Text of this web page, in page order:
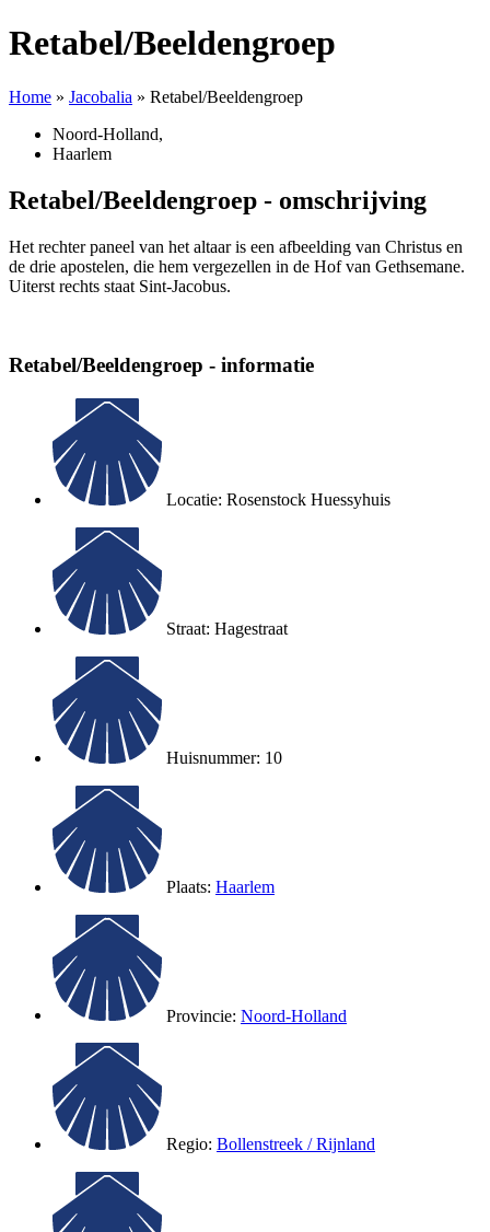
Retabel/Beeldengroep
Home » Jacobalia » Retabel/Beeldengroep
Noord-Holland,
Haarlem
Retabel/Beeldengroep - omschrijving
Het rechter paneel van het altaar is een afbeelding van Christus en
de drie apostelen, die hem vergezellen in de Hof van Gethsemane.
Uiterst rechts staat Sint-Jacobus.
Retabel/Beeldengroep - informatie
Locatie: Rosenstock Huessyhuis
Straat: Hagestraat
Huisnummer: 10
Plaats: Haarlem
Provincie: Noord-Holland
Regio: Bollenstreek / Rijnland